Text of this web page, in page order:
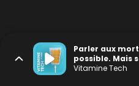
Parler aux
possible. Mais
Vitamine Tech